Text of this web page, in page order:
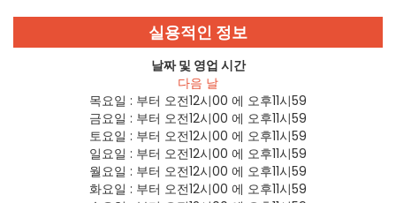
실용적인 정보
날짜 및 영업 시간
다음 날
목요일 : 부터 오전12시00 에 오후11시59
금요일 : 부터 오전12시00 에 오후11시59
토요일 : 부터 오전12시00 에 오후11시59
일요일 : 부터 오전12시00 에 오후11시59
월요일 : 부터 오전12시00 에 오후11시59
화요일 : 부터 오전12시00 에 오후11시59